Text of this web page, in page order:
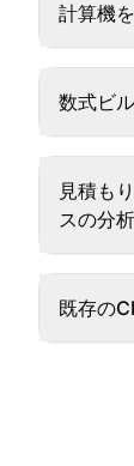
計算機
数式ビ
見積も
スの分
既存の